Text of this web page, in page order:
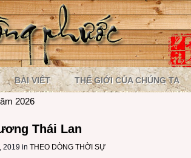
BÀI VIẾT THẾ GIỚI CỦA CHÚNG TA
2026
Thái Lan
2019 in THEO DÒNG THỜI SỰ